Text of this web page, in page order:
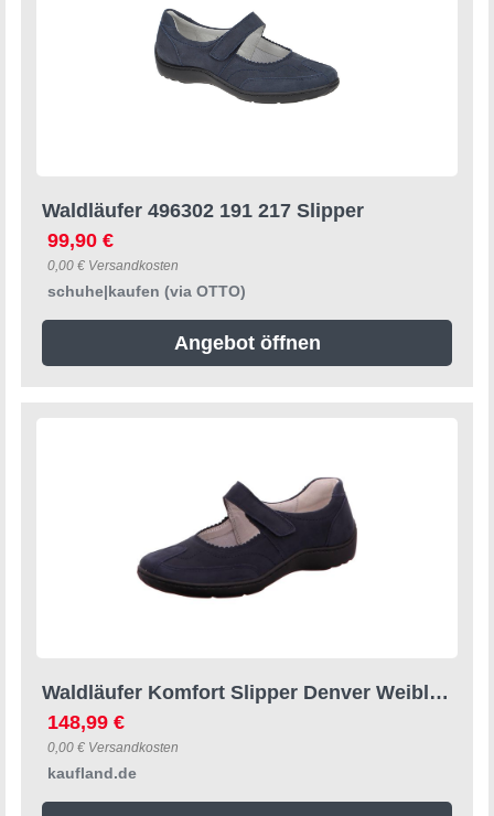
Waldläufer 496302 191 217 Slipper
99,90 €
0,00 € Versandkosten
schuhe|kaufen (via OTTO)
Angebot öffnen
Waldläufer Komfort Slipper Denver Weiblich 333837333930 Blau 37 EU
148,99 €
0,00 € Versandkosten
kaufland.de